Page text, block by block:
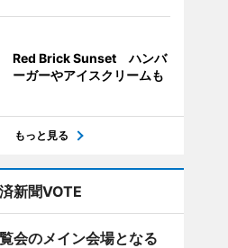
Red Brick Sunset ハンバ
ーガーやアイスクリームも
もっと見る
新聞VOTE
会のメイン会場となる